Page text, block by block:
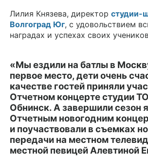
Лилия Князева, директор студии-
Волгоград Юг, с удовольствием
наградах и успехах своих
«Мы ездили на батлы в
первое место, дети очень
качестве гостей приняли
Отчетном концерте студии
Обнинск. А завершили сезон
Отчетным новогодним
и поучаствовали в съемках
передачи на местном
местной певицей Алевтиной